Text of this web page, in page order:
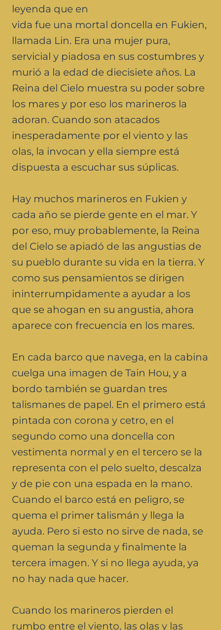
leyenda que en
vida fue una mortal doncella en Fukien,
llamada Lin. Era una mujer pura,
servicial y piadosa en sus costumbres y
murió a la edad de diecisiete años. La
Reina del Cielo muestra su poder sobre
los mares y por eso los marineros la
adoran. Cuando son atacados
inesperadamente por el viento y las
olas, la invocan y ella siempre está
dispuesta a escuchar sus súplicas.
Hay muchos marineros en Fukien y
cada año se pierde gente en el mar. Y
por eso, muy probablemente, la Reina
del Cielo se apiadó de las angustias de
su pueblo durante su vida en la tierra. Y
como sus pensamientos se dirigen
ininterrumpidamente a ayudar a los
que se ahogan en su angustia, ahora
aparece con frecuencia en los mares.
En cada barco que navega, en la cabina
cuelga una imagen de Tain Hou, y a
bordo también se guardan tres
talismanes de papel. En el primero está
pintada con corona y cetro, en el
segundo como una doncella con
vestimenta normal y en el tercero se la
representa con el pelo suelto, descalza
y de pie con una espada en la mano.
Cuando el barco está en peligro, se
quema el primer talismán y llega la
ayuda. Pero si esto no sirve de nada, se
queman la segunda y finalmente la
tercera imagen. Y si no llega ayuda, ya
no hay nada que hacer.
Cuando los marineros pierden el
rumbo entre el viento, las olas y las